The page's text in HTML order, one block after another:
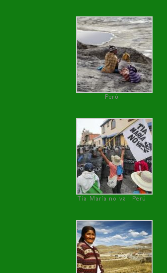
Perú
Tía María no va ! Perú